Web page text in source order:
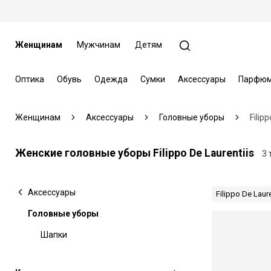
Женщинам Мужчинам Детям
Оптика Обувь Одежда Сумки Аксессуары
Женщинам Аксессуары Головные уборы
Женские головные уборы Filippo De Laurentiis 3
Аксессуары
Головные уборы
Шапки
Filippo De